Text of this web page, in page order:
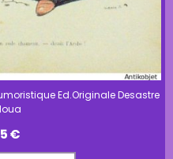
Ed.Originale Desastre
€